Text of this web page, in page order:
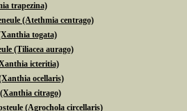
trapezina)
(Atethmia centrago)
togata)
(Tiliacea aurago)
icteritia)
ocellaris)
citrago)
(Agrochola circellaris)